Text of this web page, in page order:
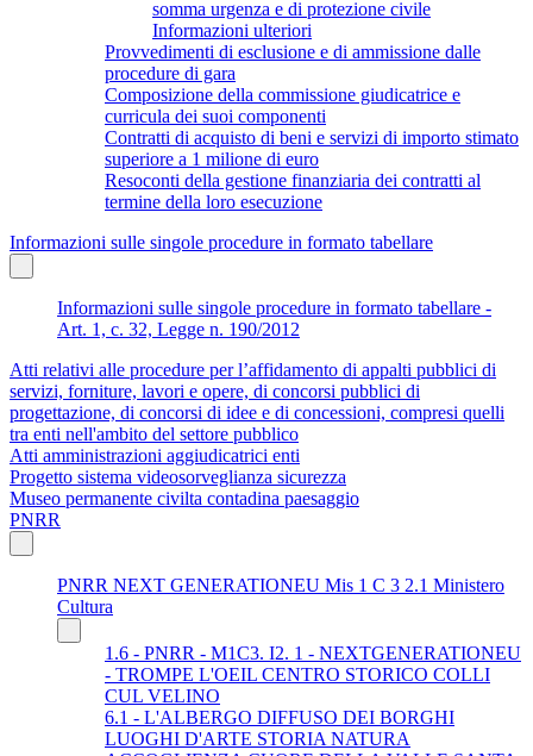
somma urgenza e di protezione civile
Informazioni ulteriori
Provvedimenti di esclusione e di ammissione dalle
procedure di gara
Composizione della commissione giudicatrice e
curricula dei suoi componenti
Contratti di acquisto di beni e servizi di importo stimato
superiore a 1 milione di euro
Resoconti della gestione finanziaria dei contratti al
termine della loro esecuzione
Informazioni sulle singole procedure in formato tabellare
Informazioni sulle singole procedure in formato tabellare -
Art. 1, c. 32, Legge n. 190/2012
Atti relativi alle procedure per l’affidamento di appalti pubblici di
servizi, forniture, lavori e opere, di concorsi pubblici di
progettazione, di concorsi di idee e di concessioni, compresi quelli
tra enti nell'ambito del settore pubblico
Atti amministrazioni aggiudicatrici enti
Progetto sistema videosorveglianza sicurezza
Museo permanente civilta contadina paesaggio
PNRR
PNRR NEXT GENERATIONEU Mis 1 C 3 2.1 Ministero
Cultura
1.6 - PNRR - M1C3. I2. 1 - NEXTGENERATIONEU
- TROMPE L'OEIL CENTRO STORICO COLLI
CUL VELINO
6.1 - L'ALBERGO DIFFUSO DEI BORGHI
LUOGHI D'ARTE STORIA NATURA